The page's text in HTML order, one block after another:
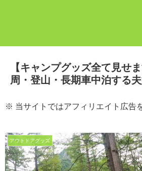
【キャンプグッズ全て見せ
周・登山・長期車中泊する夫
※ 当サイトではアフィリエイト広告
アウトドアグッズ